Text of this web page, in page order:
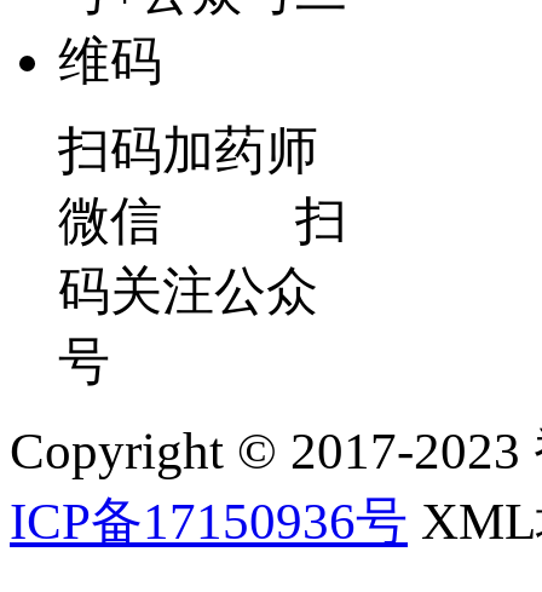
扫码加药师
微信 扫
码关注公众
号
Copyright © 2017-2023
ICP备17150936号